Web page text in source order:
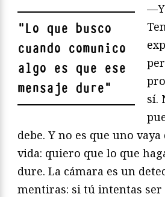
"Lo que busco
cuando comunico
algo es que ese
mensaje dure"
sí.
debe. Y no es que uno
vida: quiero que lo que
dure. La cámara es un
mentiras: si tú intentas